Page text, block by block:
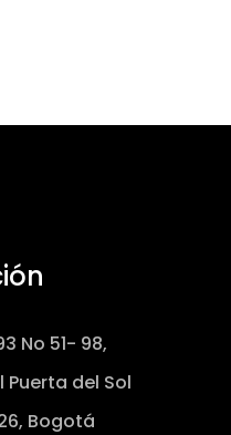
No 51- 98,
Puerta del Sol
Bogotá